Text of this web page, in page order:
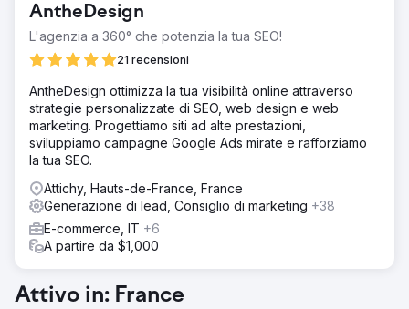
AntheDesign
L'agenzia a 360° che potenzia la tua SEO!
21 recensioni
AntheDesign ottimizza la tua visibilità online attraverso
strategie personalizzate di SEO, web design e web
marketing. Progettiamo siti ad alte prestazioni,
sviluppiamo campagne Google Ads mirate e rafforziamo
la tua SEO.
Attichy, Hauts-de-France, France
Generazione di lead, Consiglio di marketing +38
E-commerce, IT +6
A partire da $1,000
Attivo in: France